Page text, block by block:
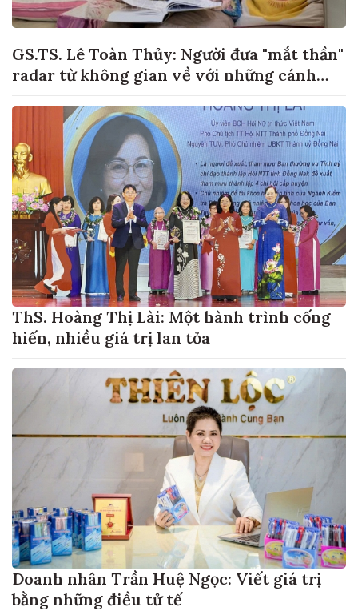
GS.TS. Lê Toàn Thủy: Người đưa "mắt thần"
radar từ không gian về với những cánh
ThS. Hoàng Thị Lài: Một hành trình cống
hiến, nhiều giá trị lan tỏa
Doanh nhân Trần Huệ Ngọc: Viết giá trị
bằng những điều tử tế